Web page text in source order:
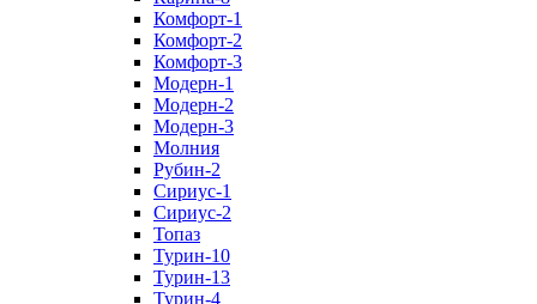
Комфорт-1
Комфорт-2
Комфорт-3
Модерн-1
Модерн-2
Модерн-3
Молния
Рубин-2
Сириус-1
Сириус-2
Топаз
Турин-10
Турин-13
Турин-4